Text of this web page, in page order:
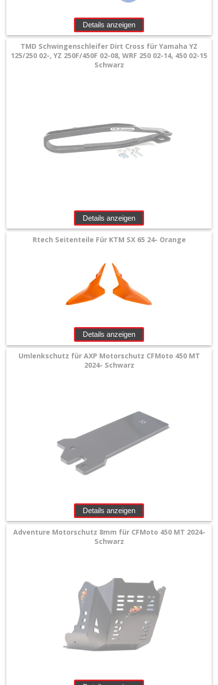
Details anzeigen
TMD Schwingenschleifer Dirt Cross für Yamaha YZ
125/250 02-, YZ 250F/450F 02-08, WRF 250 02-14, 450 02-15
Schwarz
Details anzeigen
Rtech Seitenteile Für KTM SX 65 24- Orange
Details anzeigen
Umlenkschutz für AXP Motorschutz CFMoto 450 MT
2024- Schwarz
Details anzeigen
Adventure Motorschutz 8mm für CFMoto 450 MT 2024-
Schwarz